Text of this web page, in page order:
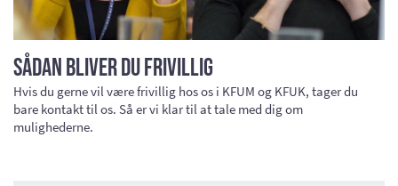
Sådan bliver du frivillig
Hvis du gerne vil være frivillig hos os i KFUM og KFUK, tager du
bare kontakt til os. Så er vi klar til at tale med dig om
mulighederne.